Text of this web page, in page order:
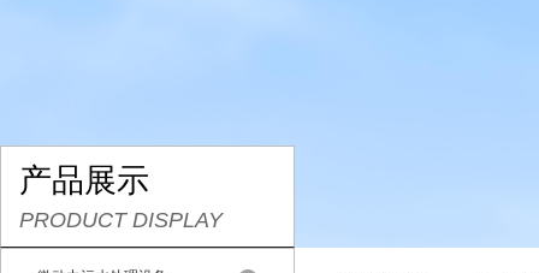
产品展示
PRODUCT DISPLAY